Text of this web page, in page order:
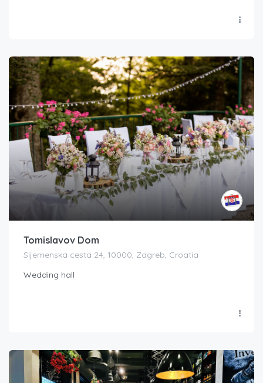
Tomislavov Dom
Sljemenska cesta 24, 10000, Zagreb, Croatia
Wedding hall